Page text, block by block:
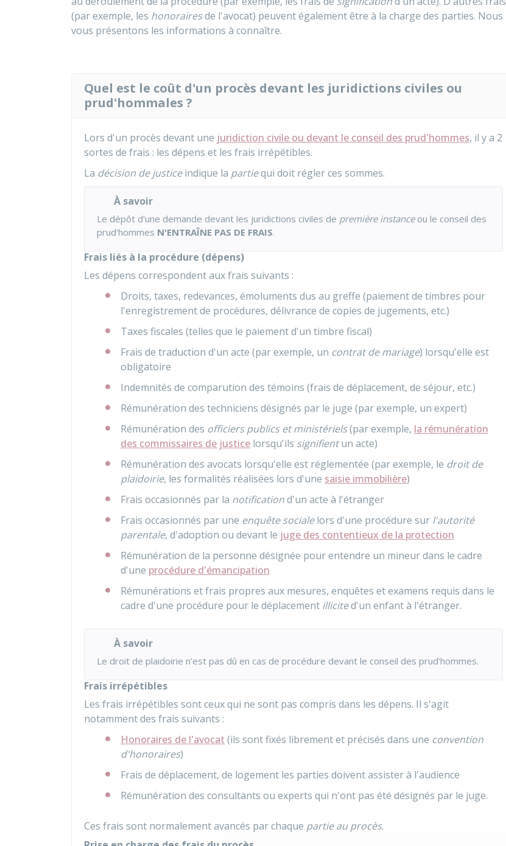
(par exemple, les honorairesde l'avocat) peuvent également être à la charge des parties. Nous
vous présentons les informations à connaître.
Quel est le coût d'un procès devant les juridictions civiles ou
prud'hommales ?
Lors d'un procès devant une juridiction civile ou devant le conseil des prud'hommes, il y a 2
sortes de frais : les dépens et les frais irrépétibles.
La décision de justiceindique la partiequi doit régler ces sommes.
À savoir
Le dépôt d'une demande devant les juridictions civiles de première instanceou le conseil des
prud'hommes N'ENTRAÎNE PAS DE FRAIS.
Frais liés à la procédure (dépens)
Les dépens correspondent aux frais suivants :
Droits, taxes, redevances, émoluments dus au greffe (paiement de timbres pour
l'enregistrement de procédures, délivrance de copies de jugements, etc.)
Taxes fiscales (telles que le paiement d'un timbre fiscal)
Frais de traduction d'un acte (par exemple, un contrat de mariage) lorsqu'elle est
obligatoire
Indemnités de comparution des témoins (frais de déplacement, de séjour, etc.)
Rémunération des techniciens désignés par le juge (par exemple, un expert)
Rémunération des officiers publics et ministériels(par exemple, la rémunération
des commissaires de justice lorsqu'ils signifientun acte)
Rémunération des avocats lorsqu'elle est réglementée (par exemple, le droit de
plaidoirie, les formalités réalisées lors d'une saisie immobilière)
Frais occasionnés par la notificationd'un acte à l'étranger
Frais occasionnés par une enquête socialelors d'une procédure sur l'autorité
parentale, d'adoption ou devant le juge des contentieux de la protection
Rémunération de la personne désignée pour entendre un mineur dans le cadre
d'une procédure d'émancipation
Rémunérations et frais propres aux mesures, enquêtes et examens requis dans le
cadre d'une procédure pour le déplacement illicited'un enfant à l'étranger.
À savoir
Le droit de plaidoirie n'est pas dû en cas de procédure devant le conseil des prud'hommes.
Frais irrépétibles
Les frais irrépétibles sont ceux qui ne sont pas compris dans les dépens. Il s'agit
notamment des frais suivants :
Honoraires de l'avocat (ils sont fixés librement et précisés dans une convention
d'honoraires)
Frais de déplacement, de logement les parties doivent assister à l'audience
Rémunération des consultants ou experts qui n'ont pas été désignés par le juge.
Ces frais sont normalement avancés par chaque partie au procès.